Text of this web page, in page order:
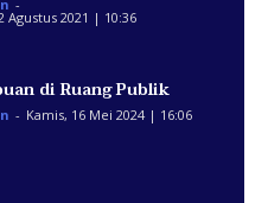
-
Agustus 2021 | 10:36
di Ruang Publik
- Kamis, 16 Mei 2024 | 16:06